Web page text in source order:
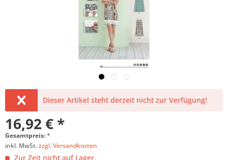
Dieser Artikel steht derzeit nicht zur Verfügung!
16,92 € *
Gesamtpreis:*
inkl. MwSt.zzgl. Versandkosten
Zur Zeit nicht auf Lager.